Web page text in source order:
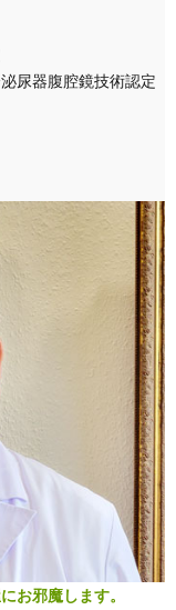
尿器腹腔鏡技術認定
お邪魔します。